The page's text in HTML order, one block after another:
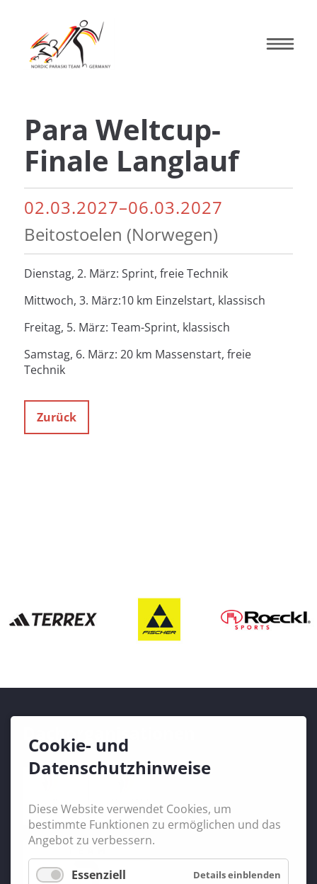
Para Weltcup-
Finale Langlauf
02.03.2027–06.03.2027
Beitostoelen (Norwegen)
Dienstag, 2. März: Sprint, freie Technik
Mittwoch, 3. März:10 km Einzelstart, klassisch
Freitag, 5. März: Team-Sprint, klassisch
Samstag, 6. März: 20 km Massenstart, freie
Technik
Zurück
Dachorganisationen
Cookie- und
Datenschutzhinweise
Diese Website verwendet Cookies, um
bestimmte Funktionen zu ermöglichen und das
Angebot zu verbessern.
Essenziell Details einblenden